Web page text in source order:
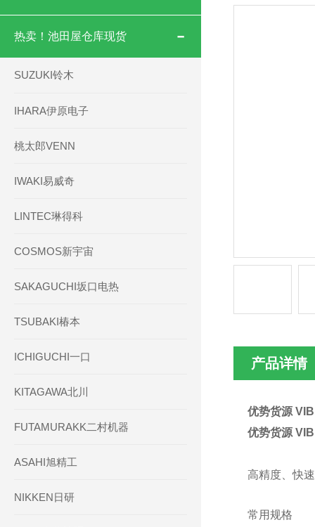
热卖！池田屋仓库现货
SUZUKI铃木
IHARA伊原电子
桃太郎VENN
IWAKI易威奇
LINTEC琳得科
COSMOS新宇宙
SAKAGUCHI坂口电热
TSUBAKI椿本
ICHIGUCHI一口
KITAGAWA北川
FUTAMURAKK二村机器
ASAHI旭精工
NIKKEN日研
产品详情
优势货源
优势货源
高精度、快
常用规格